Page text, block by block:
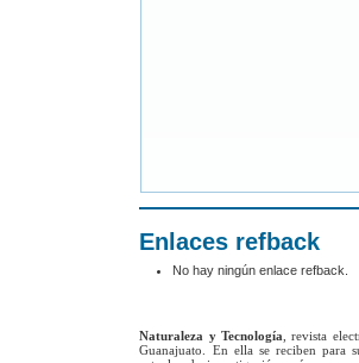
Enlaces refback
No hay ningún enlace refback.
Naturaleza y Tecnología , revista
Guanajuato. En ella se reciben para